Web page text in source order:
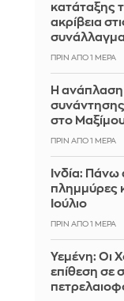
κατάταξης
ακρίβεια
συνάλλαγμα
ΠΡΙΝ ΑΠΌ 1 ΜΈΡΑ
Η ανάπλαση
στο
ΠΡΙΝ ΑΠΌ 1 ΜΈΡΑ
Ινδία:
πλημμύρες
Ιούλιο
ΠΡΙΝ ΑΠΌ 1 ΜΈΡΑ
Υεμένη: Οι
επίθεση σε